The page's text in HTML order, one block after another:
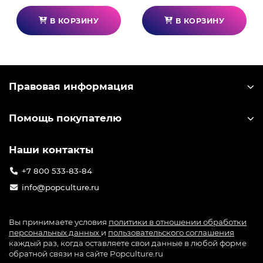
В КОРЗИНУ В КОРЗИНУ
Правовая информация
Помощь покупателю
Наши контакты
+7 800 533-83-84
info@popculture.ru
Вы принимаете условия политики в отношении обработки
персональных данных и пользовательского соглашения
каждый раз, когда оставляете свои данные в любой форме
обратной связи на сайте Popculture.ru